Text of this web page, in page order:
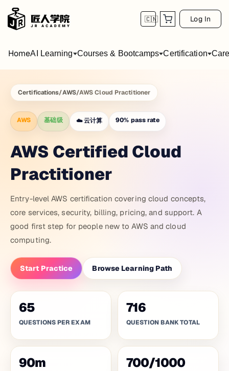
🇨🇳 Log In
HomeAI Learning Courses & Bootcamps Certification
Certifications/AWS/AWS Cloud Practitioner
AWS 基础级 ☁️ 云计算 90% pass rate
AWS Certified Cloud
Practitioner
Entry-level AWS certification covering cloud concepts,
core services, security, billing, pricing, and support. A
good first step for people new to AWS and cloud
computing.
Start Practice Browse Learning Path
65
QUESTIONS PER EXAM
716
QUESTION BANK TOTAL
90m 700/1000